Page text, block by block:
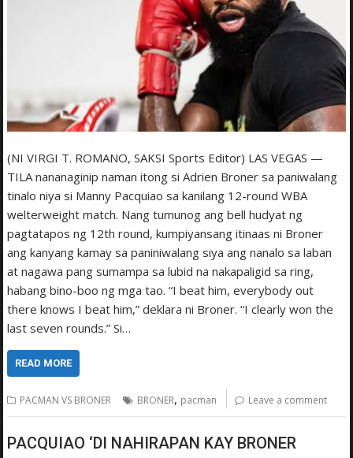
(NI VIRGI T. ROMANO, SAKSI Sports Editor) LAS VEGAS —
TILA nananaginip naman itong si Adrien Broner sa paniwalang
tinalo niya si Manny Pacquiao sa kanilang 12-round WBA
welterweight match. Nang tumunog ang bell hudyat ng
pagtatapos ng 12th round, kumpiyansang itinaas ni Broner
ang kanyang kamay sa paniniwalang siya ang nanalo sa laban
at nagawa pang sumampa sa lubid na nakapaligid sa ring,
habang bino-boo ng mga tao. “I beat him, everybody out
there knows I beat him,” deklara ni Broner. “I clearly won the
last seven rounds.” Si…
READ MORE
PACMAN VS BRONER BRONER, pacman Leave a comment
PACQUIAO ‘DI NAHIRAPAN KAY BRONER